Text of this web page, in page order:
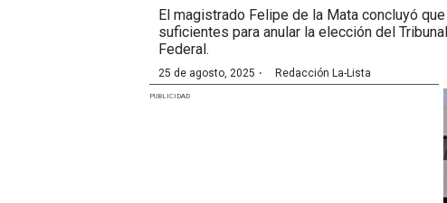
El magistrado Felipe de la Mata concluyó
suficientes para anular la elección del
Federal.
25 de agosto, 2025 · Redacción La-Lista
PUBLICIDAD